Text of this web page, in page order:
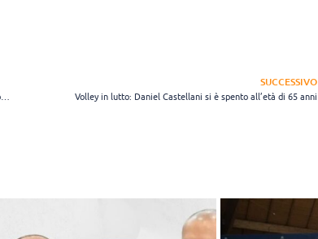
SUCCESSIVO
Volley in lutto: Daniel Castellani si è spento all’età di 65 anni